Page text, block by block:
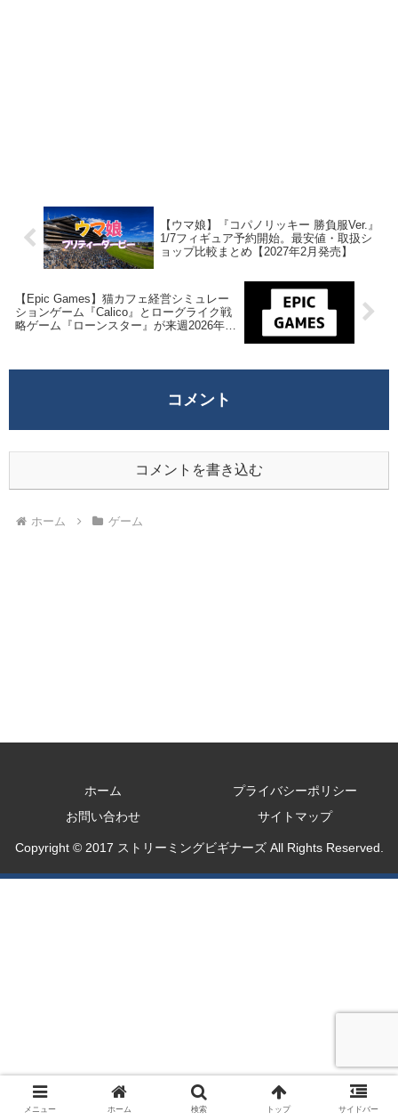
【ウマ娘】『コパノリッキー 勝負服Ver.』
1/7フィギュア予約開始。最安値・取扱シ
ョップ比較まとめ【2027年2月発売】
【Epic Games】猫カフェ経営シミュレー
ションゲーム『Calico』とローグライク戦
略ゲーム『ローンスター』が来週2026年6
コメント
コメントを書き込む
ホーム ゲーム
ホーム
プライバシーポリシー
お問い合わせ
サイトマップ
Copyright © 2017 ストリーミングビギナーズ All Rights Reserved.
メニュー ホーム 検索 トップ サイドバー